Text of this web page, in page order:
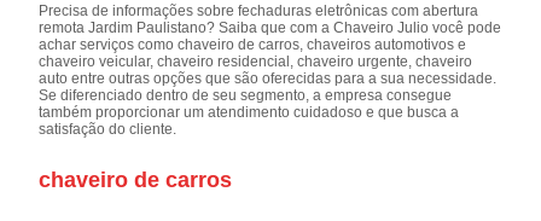
Precisa de informações sobre fechaduras eletrônicas com abertura
remota Jardim Paulistano? Saiba que com a Chaveiro Julio você pode
achar serviços como chaveiro de carros, chaveiros automotivos e
chaveiro veicular, chaveiro residencial, chaveiro urgente, chaveiro
auto entre outras opções que são oferecidas para a sua necessidade.
Se diferenciado dentro de seu segmento, a empresa consegue
também proporcionar um atendimento cuidadoso e que busca a
satisfação do cliente.
chaveiro de carros